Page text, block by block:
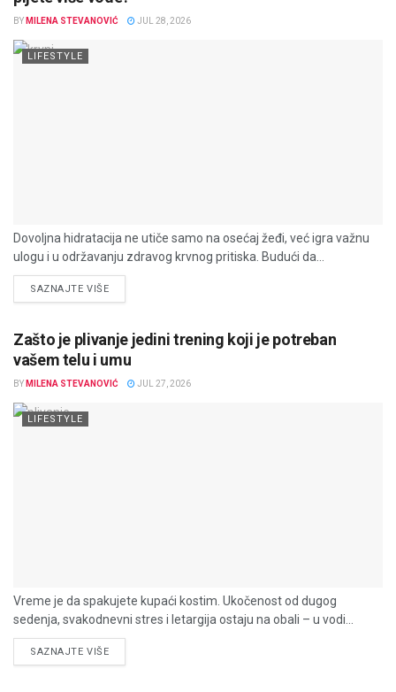
BY MILENA STEVANOVIĆ JUL 28, 2026
LIFESTYLE
Dovoljna hidratacija ne utiče samo na osećaj žeđi, već igra važnu
ulogu i u održavanju zdravog krvnog pritiska. Budući da...
SAZNAJTE VIŠEDETAILS
Zašto je plivanje jedini trening koji je potreban
vašem telu i umu
BY MILENA STEVANOVIĆ JUL 27, 2026
LIFESTYLE
Vreme je da spakujete kupaći kostim. Ukočenost od dugog
sedenja, svakodnevni stres i letargija ostaju na obali – u vodi...
SAZNAJTE VIŠEDETAILS